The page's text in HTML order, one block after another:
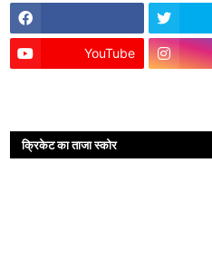
YouTube
क्रिकेट का ताजा स्कोर